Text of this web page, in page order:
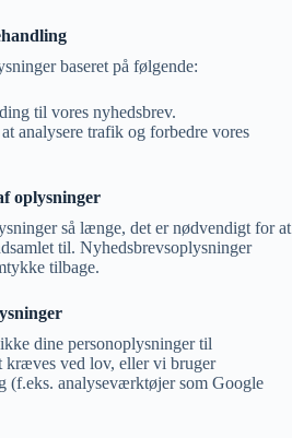
baseret på følgende:
til vores nyhedsbrev.
analysere trafik og forbedre vores
oplysninger
så længe, det er nødvendigt for at
til. Nyhedsbrevsoplysninger
tilbage.
dine personoplysninger til
kræves ved lov, eller vi bruger
(f.eks. analyseværktøjer som Google